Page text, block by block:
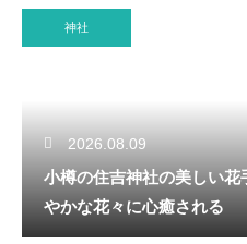
神社
2026.08.09
小樽の住吉神社の美しい
やかな花々に心癒される